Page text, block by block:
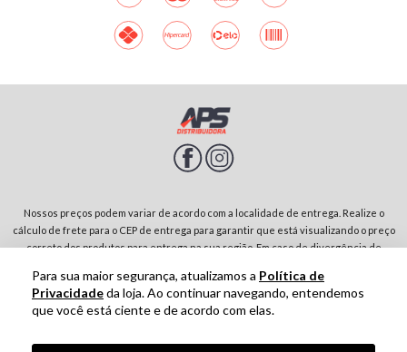
Para sua maior segurança, atualizamos a Política de
Privacidadeda loja. Ao continuar navegando, entendemos
que você está ciente e de acordo com elas.
Nossos preços podem variar de acordo com a localidade de entrega. Realize o
cálculo de frete para o CEP de entrega para garantir que está visualizando o preço
correto dos produtos para entrega na sua região. Em caso de divergência de
no carrinho de compras. Rodovia SP-342, Parque Residencial Jardim São Domingos |
13874-243-São João da Boa Vista-SP | CNPJ: 01.910.513/0001-00
Tecnologia